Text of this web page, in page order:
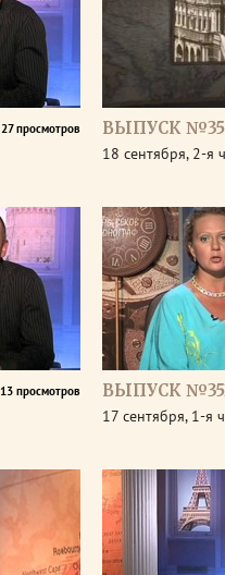
27 просмотров ВЫПУСК
18 сентября, 2-я
13 просмотров ВЫПУСК
17 сентября, 1-я